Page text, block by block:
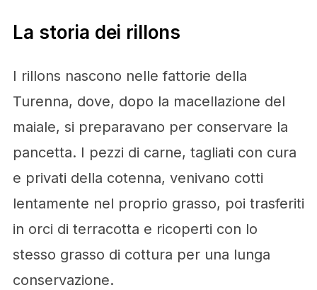
La storia dei rillons
I rillons nascono nelle fattorie della
Turenna, dove, dopo la macellazione del
maiale, si preparavano per conservare la
pancetta. I pezzi di carne, tagliati con cura
e privati della cotenna, venivano cotti
lentamente nel proprio grasso, poi trasferiti
in orci di terracotta e ricoperti con lo
stesso grasso di cottura per una lunga
conservazione.